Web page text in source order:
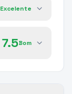
Excelente
7.5Bom